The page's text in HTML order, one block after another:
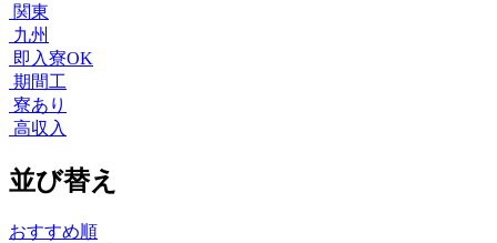
関東
九州
即入寮OK
期間工
寮あり
高収入
並び替え
おすすめ順